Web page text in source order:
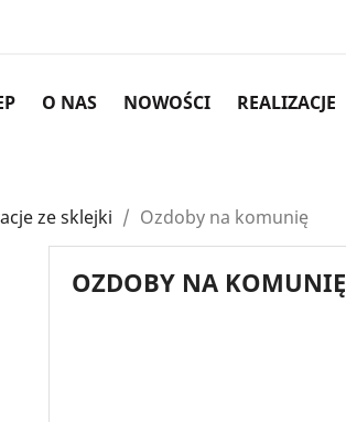
O NAS NOWOŚCI REALIZACJE
ze sklejki Ozdoby na komunię
OZDOBY NA KOMUNIĘ